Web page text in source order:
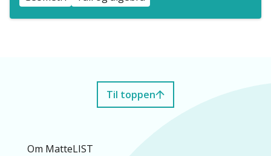
Til toppen
Om MatteLIST